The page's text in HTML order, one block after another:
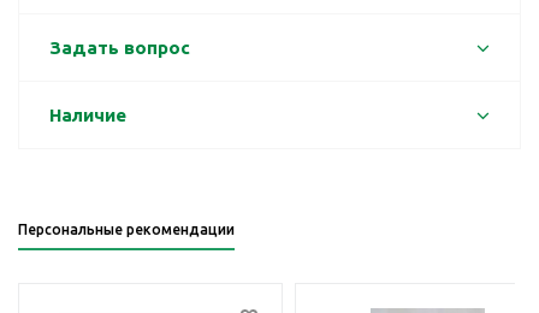
Задать вопрос
Наличие
Персональные рекомендации